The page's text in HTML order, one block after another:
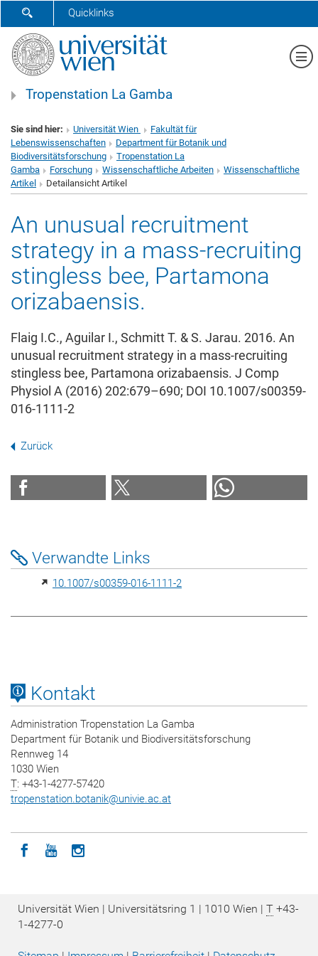
SUCHFORMULAR ÖFFNEN
Quicklinks
Tropenstation La Gamba
Sie sind hier: Universität Wien
Fakultät für
Lebenswissenschaften
Department für Botanik und
Biodiversitätsforschung
Tropenstation La
Gamba
Forschung Wissenschaftliche Arbeiten
Wissenschaftliche
Artikel
Detailansicht Artikel
An unusual recruitment
strategy in a mass‑recruiting
stingless bee, Partamona
orizabaensis.
Flaig I.C., Aguilar I., Schmitt T. & S. Jarau. 2016. An
unusual recruitment strategy in a mass‑recruiting
stingless bee, Partamona orizabaensis. J Comp
Physiol A (2016) 202:679–690; DOI 10.1007/s00359-
016-1111-2
Zurück
Verwandte Links
10.1007/s00359-016-1111-2
Kontakt
Administration Tropenstation La Gamba
Department für Botanik und Biodiversitätsforschung
Rennweg 14
1030 Wien
T: +43-1-4277-57420
tropenstation.botanik@univie.ac.at
Icon facebook
Icon youtube
Icon instagram
Universität Wien | Universitätsring 1 | 1010 Wien | T +43-
1-4277-0